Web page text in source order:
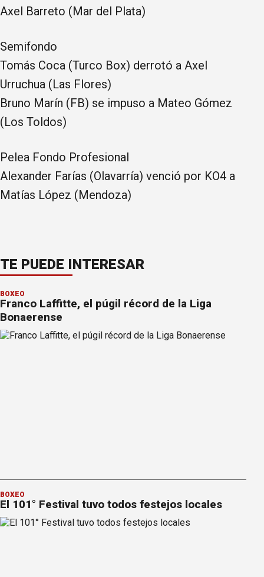
Axel Barreto (Mar del Plata)
Semifondo
Tomás Coca (Turco Box) derrotó a Axel
Urruchua (Las Flores)
Bruno Marín (FB) se impuso a Mateo Gómez
(Los Toldos)
Pelea Fondo Profesional
Alexander Farías (Olavarría) venció por KO4 a
Matías López (Mendoza)
TE PUEDE INTERESAR
BOXEO
Franco Laffitte, el púgil récord de la Liga
Bonaerense
BOXEO
El 101° Festival tuvo todos festejos locales